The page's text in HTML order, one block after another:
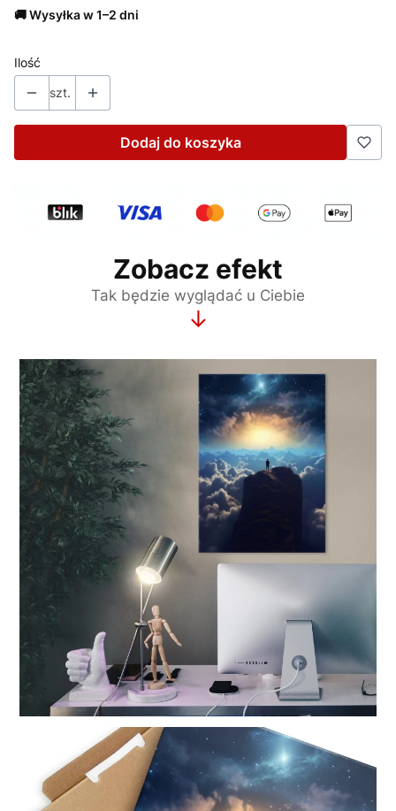
🚚 Wysyłka w 1–2 dni
Ilość
szt.
Dodaj do koszyka
Zobacz efekt
Tak będzie wyglądać u Ciebie
↓